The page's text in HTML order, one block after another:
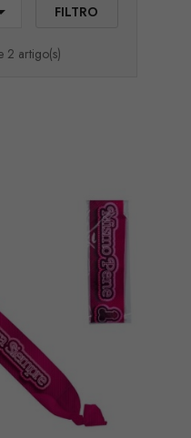
FILTRO
2 artigo(s)